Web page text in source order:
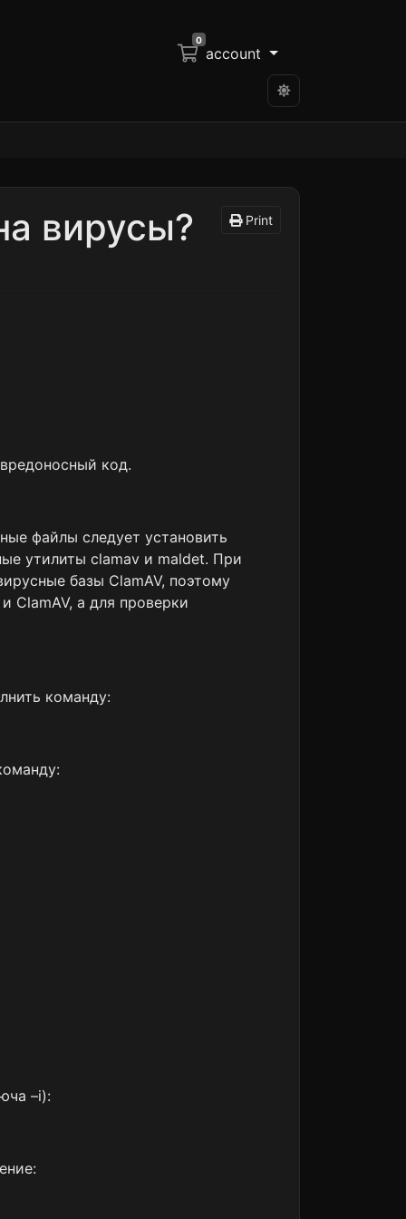
0
account
вирусы? Print
код.
файлы следует установить
утилиты clamav и maldet. При
базы ClamAV, поэтому
ClamAV, а для проверки
команду:
–i):